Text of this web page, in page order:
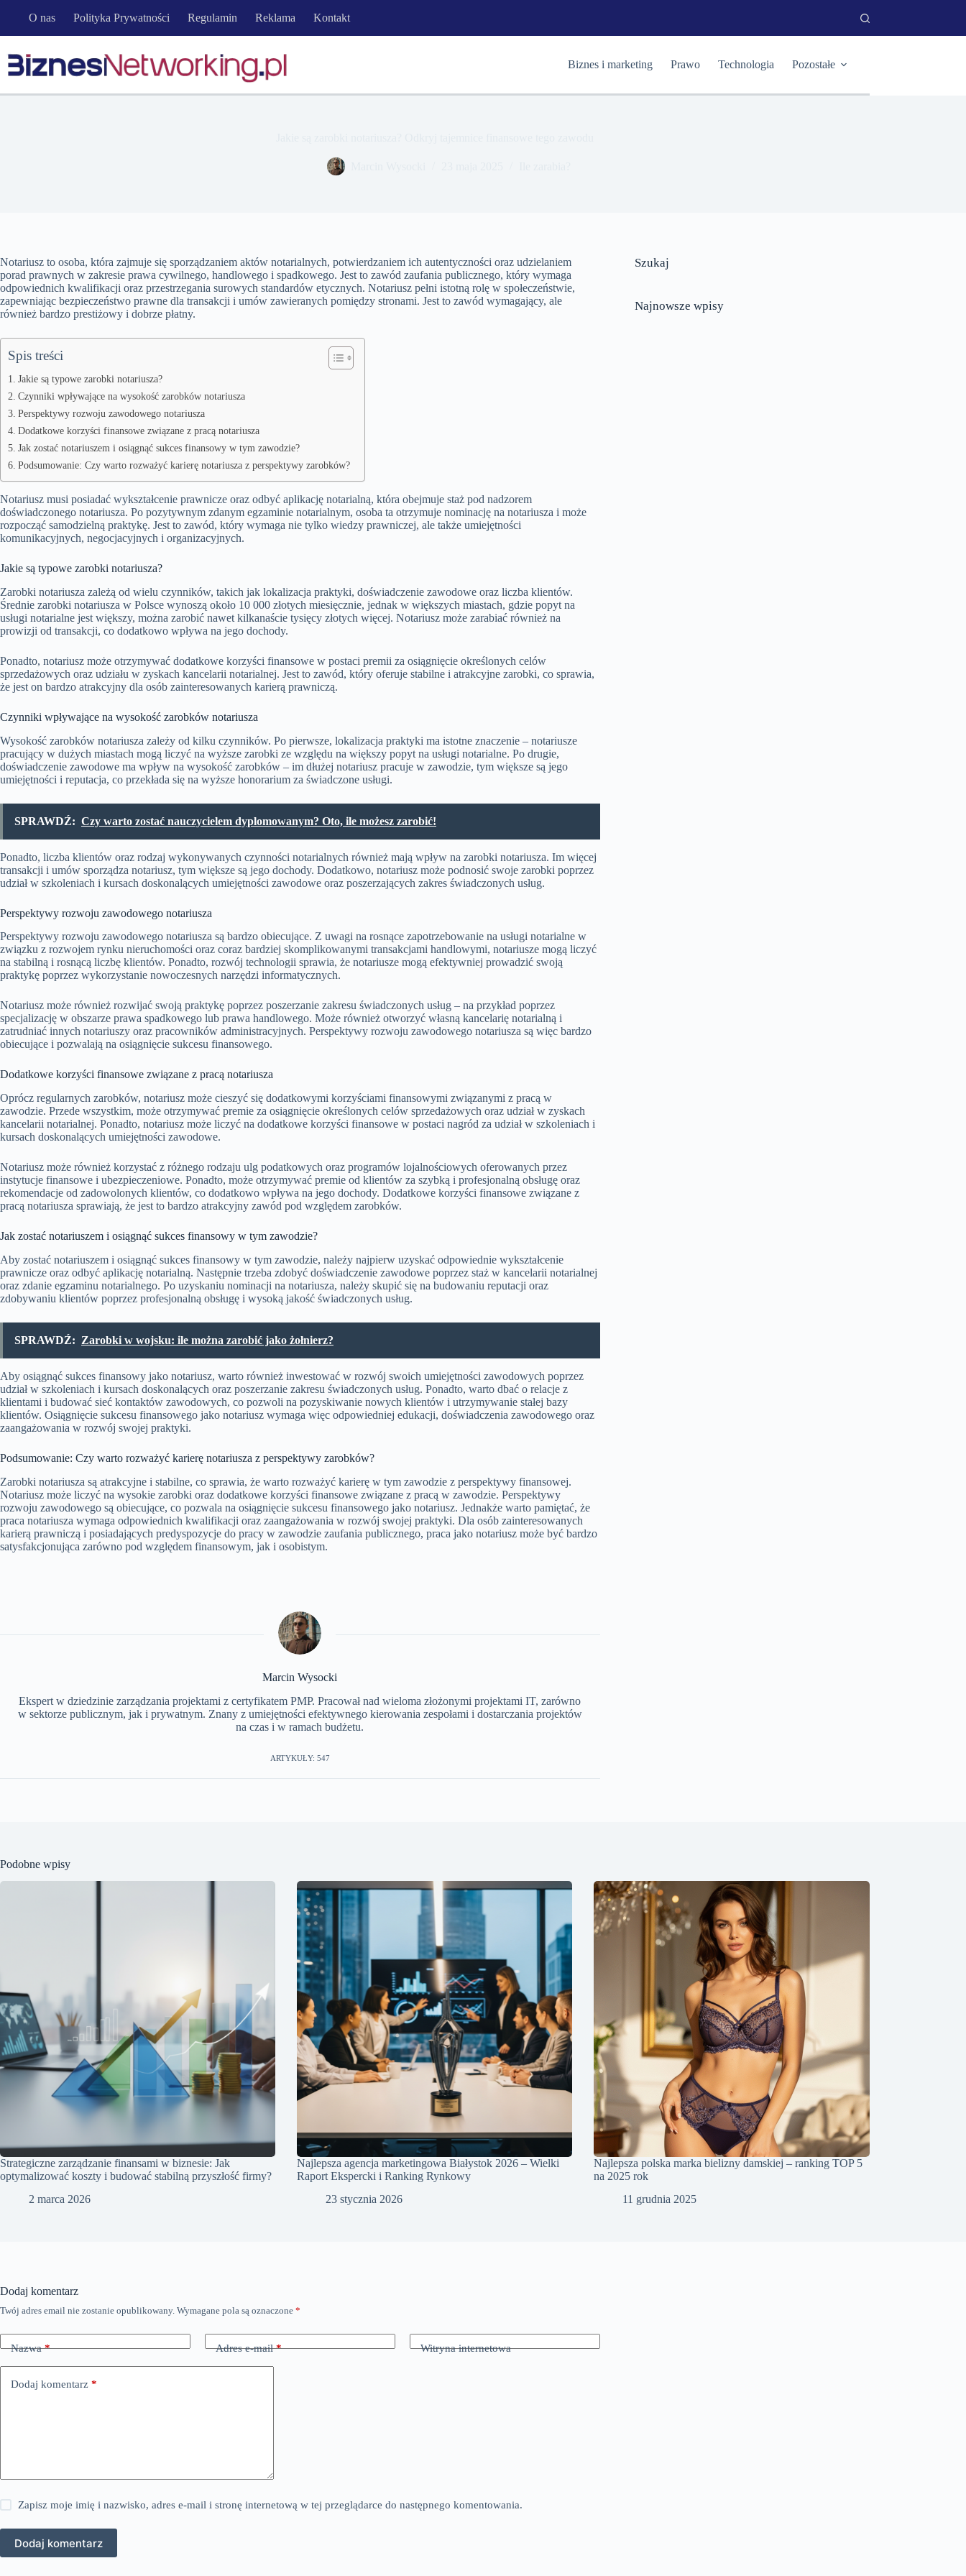
O nas Polityka Prywatności Regulamin Reklama Kontakt
Biznes i marketing Prawo Technologia Pozostałe
Notariusz to osoba, która zajmuje się sporządzaniem aktów notarialnych, potwierdzaniem ich autentyczności oraz udzielaniem
porad prawnych w zakresie prawa cywilnego, handlowego i spadkowego. Jest to zawód zaufania publicznego, który wymaga
odpowiednich kwalifikacji oraz przestrzegania surowych standardów etycznych. Notariusz pełni istotną rolę w społeczeństwie,
zapewniając bezpieczeństwo prawne dla transakcji i umów zawieranych pomiędzy stronami. Jest to zawód wymagający, ale
również bardzo prestiżowy i dobrze płatny.
Spis treści
Jakie są typowe zarobki notariusza?
Czynniki wpływające na wysokość zarobków notariusza
Perspektywy rozwoju zawodowego notariusza
Dodatkowe korzyści finansowe związane z pracą notariusza
Jak zostać notariuszem i osiągnąć sukces finansowy w tym zawodzie?
Podsumowanie: Czy warto rozważyć karierę notariusza z perspektywy zarobków?
Notariusz musi posiadać wykształcenie prawnicze oraz odbyć aplikację notarialną, która obejmuje staż pod nadzorem
doświadczonego notariusza. Po pozytywnym zdanym egzaminie notarialnym, osoba ta otrzymuje nominację na notariusza i może
rozpocząć samodzielną praktykę. Jest to zawód, który wymaga nie tylko wiedzy prawniczej, ale także umiejętności
komunikacyjnych, negocjacyjnych i organizacyjnych.
Jakie są typowe zarobki notariusza?
Zarobki notariusza zależą od wielu czynników, takich jak lokalizacja praktyki, doświadczenie zawodowe oraz liczba klientów.
Średnie zarobki notariusza w Polsce wynoszą około 10 000 złotych miesięcznie, jednak w większych miastach, gdzie popyt na
usługi notarialne jest większy, można zarobić nawet kilkanaście tysięcy złotych więcej. Notariusz może zarabiać również na
prowizji od transakcji, co dodatkowo wpływa na jego dochody.
Ponadto, notariusz może otrzymywać dodatkowe korzyści finansowe w postaci premii za osiągnięcie określonych celów
sprzedażowych oraz udziału w zyskach kancelarii notarialnej. Jest to zawód, który oferuje stabilne i atrakcyjne zarobki, co sprawia,
że jest on bardzo atrakcyjny dla osób zainteresowanych karierą prawniczą.
Czynniki wpływające na wysokość zarobków notariusza
Wysokość zarobków notariusza zależy od kilku czynników. Po pierwsze, lokalizacja praktyki ma istotne znaczenie – notariusze
pracujący w dużych miastach mogą liczyć na wyższe zarobki ze względu na większy popyt na usługi notarialne. Po drugie,
doświadczenie zawodowe ma wpływ na wysokość zarobków – im dłużej notariusz pracuje w zawodzie, tym większe są jego
umiejętności i reputacja, co przekłada się na wyższe honorarium za świadczone usługi.
SPRAWDŹ: Czy warto zostać nauczycielem dyplomowanym? Oto, ile możesz zarobić!
Ponadto, liczba klientów oraz rodzaj wykonywanych czynności notarialnych również mają wpływ na zarobki notariusza. Im więcej
transakcji i umów sporządza notariusz, tym większe są jego dochody. Dodatkowo, notariusz może podnosić swoje zarobki poprzez
udział w szkoleniach i kursach doskonalących umiejętności zawodowe oraz poszerzających zakres świadczonych usług.
Perspektywy rozwoju zawodowego notariusza
Perspektywy rozwoju zawodowego notariusza są bardzo obiecujące. Z uwagi na rosnące zapotrzebowanie na usługi notarialne w
związku z rozwojem rynku nieruchomości oraz coraz bardziej skomplikowanymi transakcjami handlowymi, notariusze mogą liczyć
na stabilną i rosnącą liczbę klientów. Ponadto, rozwój technologii sprawia, że notariusze mogą efektywniej prowadzić swoją
praktykę poprzez wykorzystanie nowoczesnych narzędzi informatycznych.
Notariusz może również rozwijać swoją praktykę poprzez poszerzanie zakresu świadczonych usług – na przykład poprzez
specjalizację w obszarze prawa spadkowego lub prawa handlowego. Może również otworzyć własną kancelarię notarialną i
zatrudniać innych notariuszy oraz pracowników administracyjnych. Perspektywy rozwoju zawodowego notariusza są więc bardzo
obiecujące i pozwalają na osiągnięcie sukcesu finansowego.
Dodatkowe korzyści finansowe związane z pracą notariusza
Oprócz regularnych zarobków, notariusz może cieszyć się dodatkowymi korzyściami finansowymi związanymi z pracą w
zawodzie. Przede wszystkim, może otrzymywać premie za osiągnięcie określonych celów sprzedażowych oraz udział w zyskach
kancelarii notarialnej. Ponadto, notariusz może liczyć na dodatkowe korzyści finansowe w postaci nagród za udział w szkoleniach i
kursach doskonalących umiejętności zawodowe.
Notariusz może również korzystać z różnego rodzaju ulg podatkowych oraz programów lojalnościowych oferowanych przez
instytucje finansowe i ubezpieczeniowe. Ponadto, może otrzymywać premie od klientów za szybką i profesjonalną obsługę oraz
rekomendacje od zadowolonych klientów, co dodatkowo wpływa na jego dochody. Dodatkowe korzyści finansowe związane z
pracą notariusza sprawiają, że jest to bardzo atrakcyjny zawód pod względem zarobków.
Jak zostać notariuszem i osiągnąć sukces finansowy w tym zawodzie?
Aby zostać notariuszem i osiągnąć sukces finansowy w tym zawodzie, należy najpierw uzyskać odpowiednie wykształcenie
prawnicze oraz odbyć aplikację notarialną. Następnie trzeba zdobyć doświadczenie zawodowe poprzez staż w kancelarii notarialnej
oraz zdanie egzaminu notarialnego. Po uzyskaniu nominacji na notariusza, należy skupić się na budowaniu reputacji oraz
zdobywaniu klientów poprzez profesjonalną obsługę i wysoką jakość świadczonych usług.
SPRAWDŹ: Zarobki w wojsku: ile można zarobić jako żołnierz?
Aby osiągnąć sukces finansowy jako notariusz, warto również inwestować w rozwój swoich umiejętności zawodowych poprzez
udział w szkoleniach i kursach doskonalących oraz poszerzanie zakresu świadczonych usług. Ponadto, warto dbać o relacje z
klientami i budować sieć kontaktów zawodowych, co pozwoli na pozyskiwanie nowych klientów i utrzymywanie stałej bazy
klientów. Osiągnięcie sukcesu finansowego jako notariusz wymaga więc odpowiedniej edukacji, doświadczenia zawodowego oraz
zaangażowania w rozwój swojej praktyki.
Podsumowanie: Czy warto rozważyć karierę notariusza z perspektywy zarobków?
Zarobki notariusza są atrakcyjne i stabilne, co sprawia, że warto rozważyć karierę w tym zawodzie z perspektywy finansowej.
Notariusz może liczyć na wysokie zarobki oraz dodatkowe korzyści finansowe związane z pracą w zawodzie. Perspektywy
rozwoju zawodowego są obiecujące, co pozwala na osiągnięcie sukcesu finansowego jako notariusz. Jednakże warto pamiętać, że
praca notariusza wymaga odpowiednich kwalifikacji oraz zaangażowania w rozwój swojej praktyki. Dla osób zainteresowanych
karierą prawniczą i posiadających predyspozycje do pracy w zawodzie zaufania publicznego, praca jako notariusz może być bardzo
satysfakcjonująca zarówno pod względem finansowym, jak i osobistym.
Marcin Wysocki
Ekspert w dziedzinie zarządzania projektami z certyfikatem PMP. Pracował nad wieloma złożonymi projektami IT, zarówno
w sektorze publicznym, jak i prywatnym. Znany z umiejętności efektywnego kierowania zespołami i dostarczania projektów
na czas i w ramach budżetu.
ARTYKUŁY: 547
Szukaj
Najnowsze wpisy
Podobne wpisy
Strategiczne zarządzanie finansami w biznesie: Jak
optymalizować koszty i budować stabilną przyszłość firmy?
2 marca 2026
Najlepsza agencja marketingowa Białystok 2026 – Wielki
Raport Ekspercki i Ranking Rynkowy
23 stycznia 2026
Najlepsza polska marka bielizny damskiej – ranking TOP 5
na 2025 rok
11 grudnia 2025
Dodaj komentarz
Twój adres email nie zostanie opublikowany. Wymagane pola są oznaczone *
Nazwa* Adres e-mail* Witryna internetowa
Dodaj komentarz *
Zapisz moje imię i nazwisko, adres e-mail i stronę internetową w tej przeglądarce do następnego komentowania.
Dodaj komentarz